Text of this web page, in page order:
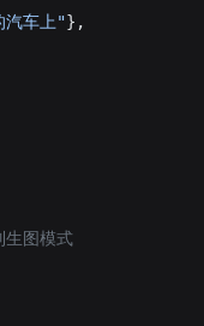
汽车上"},
图模式